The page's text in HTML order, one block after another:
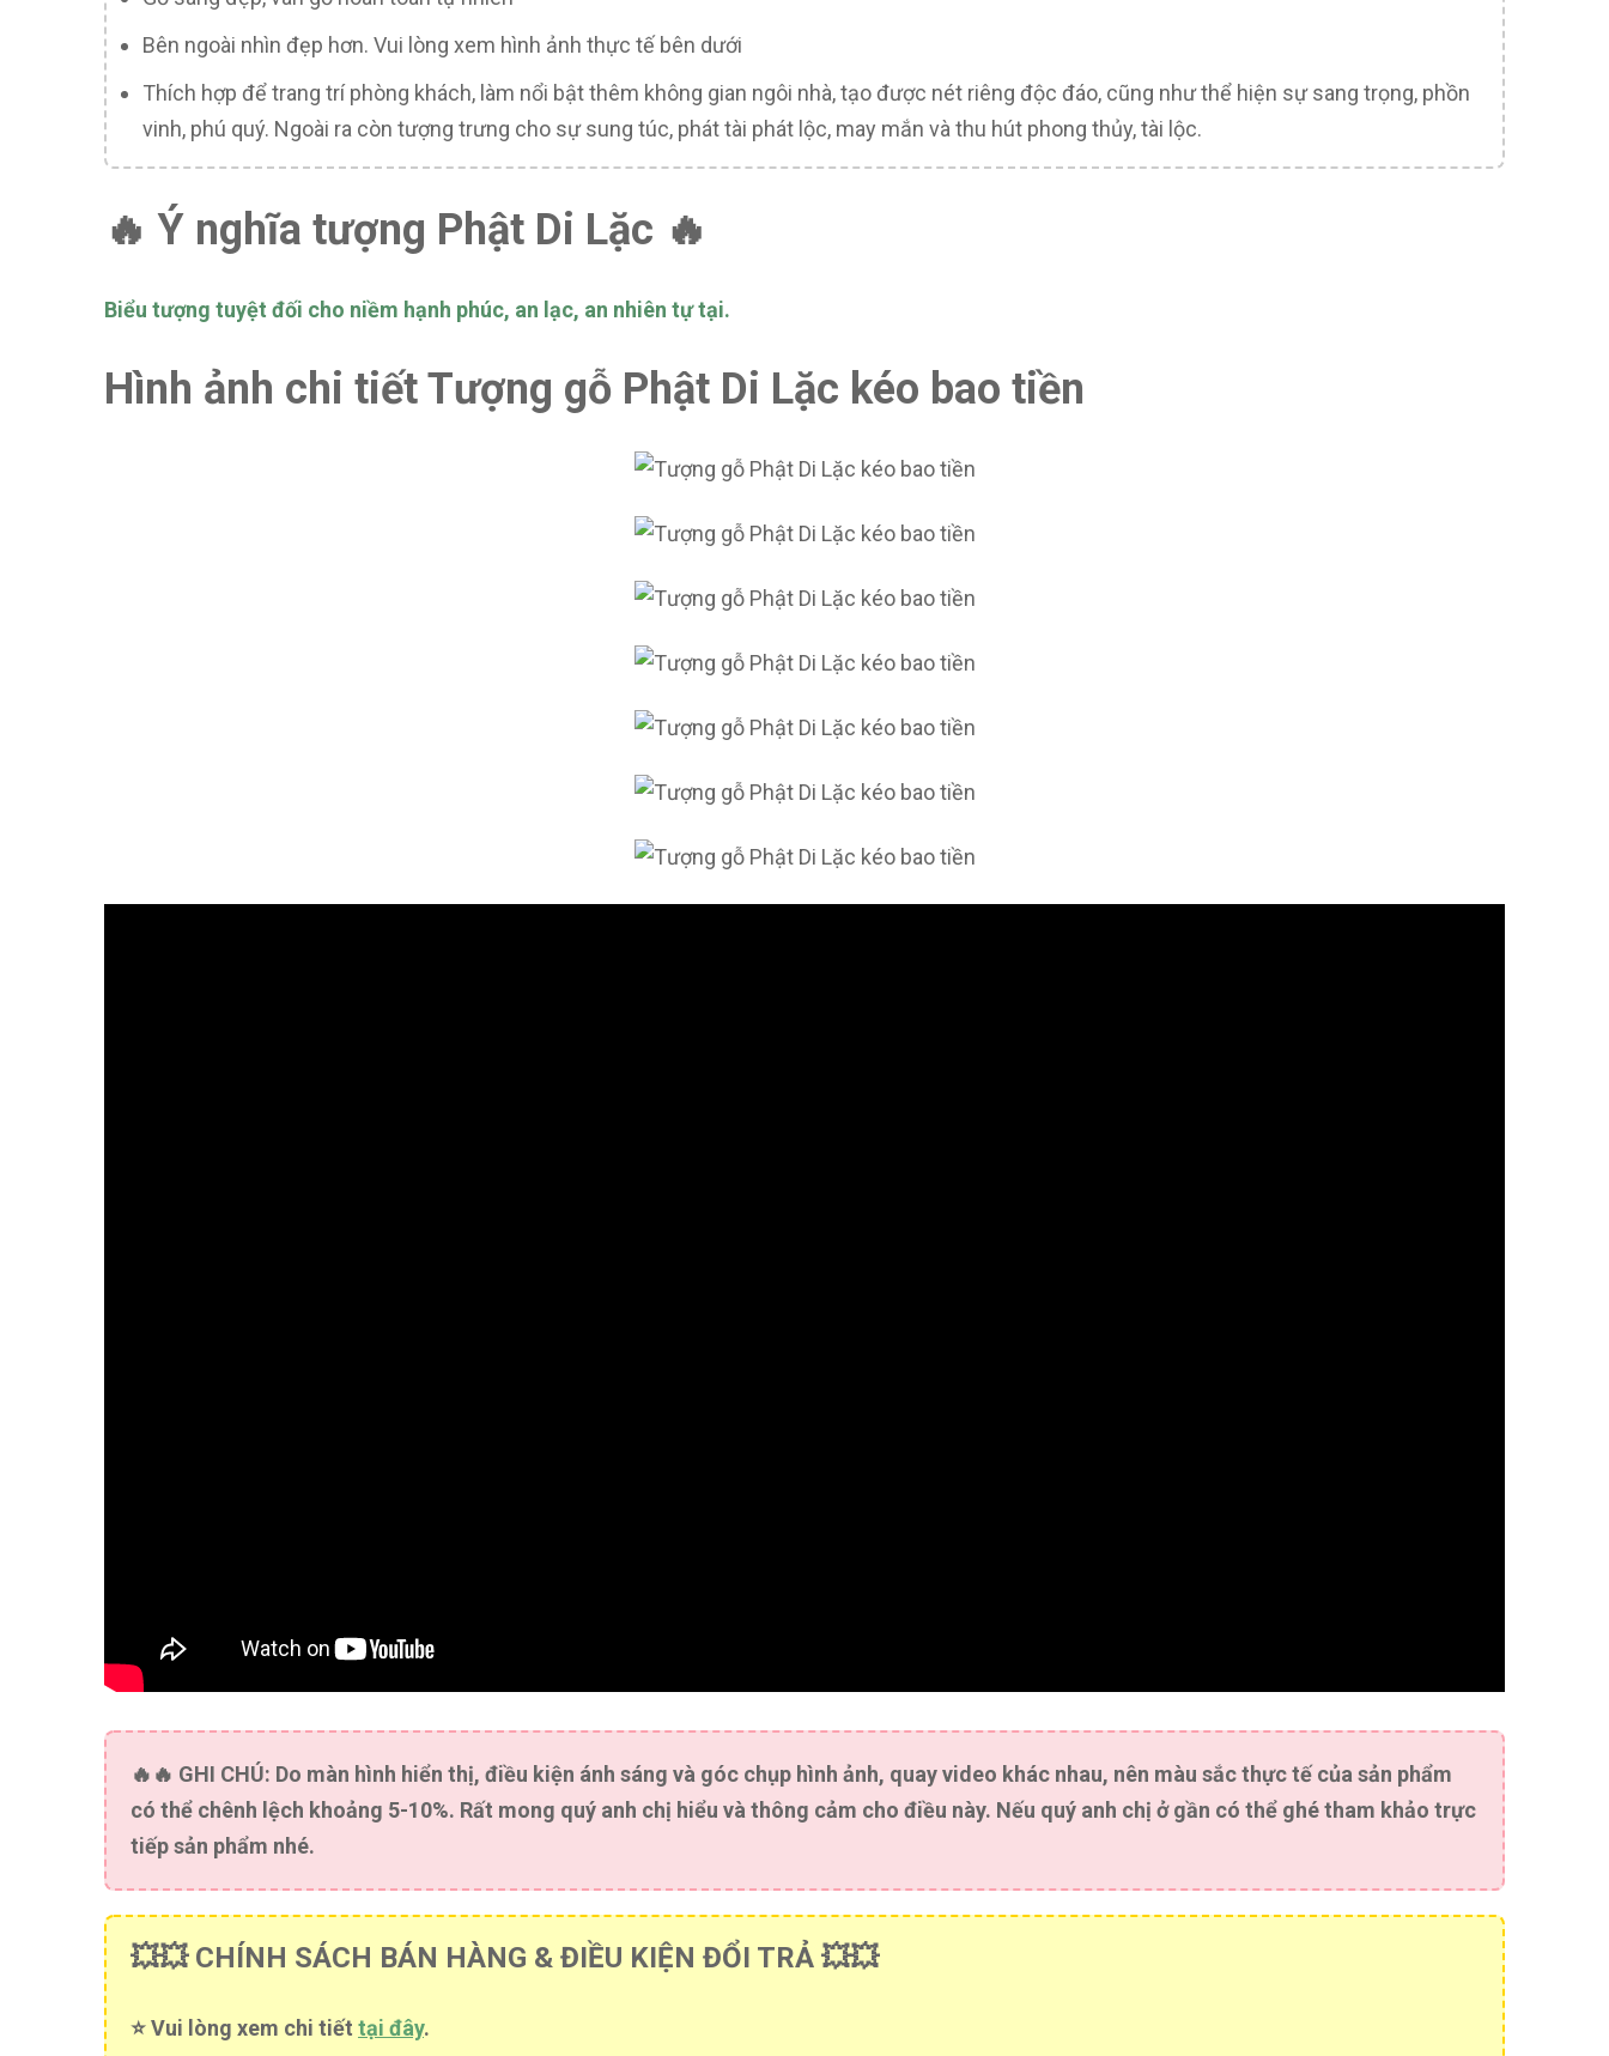
Bên ngoài nhìn đẹp hơn. Vui lòng xem hình ảnh thực tế bên dưới
Thích hợp để trang trí phòng khách, làm nổi bật thêm không gian ngôi nhà, tạo được nét riêng độc đáo, cũng như thể hiện sự sang trọng, phồn
vinh, phú quý. Ngoài ra còn tượng trưng cho sự sung túc, phát tài phát lộc, may mắn và thu hút phong thủy, tài lộc.
🔥 Ý nghĩa tượng Phật Di Lặc 🔥
Biểu tượng tuyệt đối cho niềm hạnh phúc, an lạc, an nhiên tự tại.
Hình ảnh chi tiết Tượng gỗ Phật Di Lặc kéo bao tiền
🔥🔥 GHI CHÚ: Do màn hình hiển thị, điều kiện ánh sáng và góc chụp hình ảnh, quay video khác nhau, nên màu sắc thực tế của sản phẩm
có thể chênh lệch khoảng 5-10%. Rất mong quý anh chị hiểu và thông cảm cho điều này. Nếu quý anh chị ở gần có thể ghé tham khảo trực
tiếp sản phẩm nhé.
💥💥 CHÍNH SÁCH BÁN HÀNG & ĐIỀU KIỆN ĐỔI TRẢ 💥💥
⭐️ Vui lòng xem chi tiết tại đây.